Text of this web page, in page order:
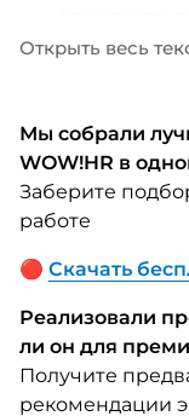
он видит,
мотивации.
и могут
Герман Ефимов,
миллионов
Открыть весь
Мы собрали
WOW!HR в
Заберите
работе
🔴 Скачать
Реализовали
ли он для
Получите
рекомендации